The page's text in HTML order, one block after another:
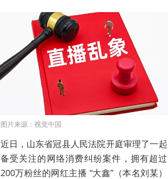
图片来源：视觉中国
近日，山东省冠县人民法院开庭审理了一起
备受关注的网络消费纠纷案件，拥有超过
200万粉丝的网红主播 “大鑫”（本名刘某）